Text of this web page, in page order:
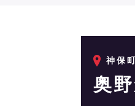
神保
奥